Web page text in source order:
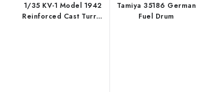
1/35 KV-1 Model 1942
Reinforced Cast Turret
Tamiya 35186 German
Fuel Drum